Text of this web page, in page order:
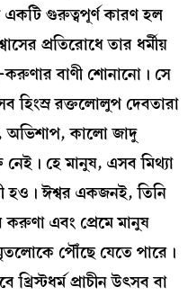
একটি গুরুত্বপূর্ণ কারণ হল
প্রতিরোধে তার ধর্মীয়
বাণী শোনানো। সে
রক্তলোলুপ দেবতারা
অভিশাপ, কালো জাদু
হে মানুষ, এসব মিথ্যা
হও। ঈশ্বর একজনই, তিনি
করুণা এবং প্রেমে মানুষ
পৌঁছে যেতে পারে।
প্রাচীন উৎসব বা